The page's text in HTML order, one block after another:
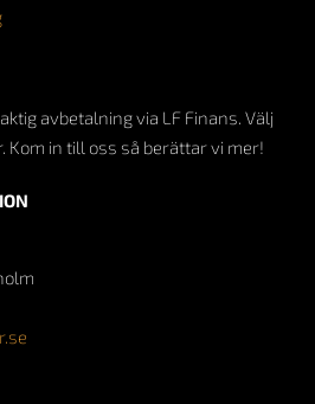
avbetalning via LF Finans. Välj
Kom in till oss så berättar vi mer!